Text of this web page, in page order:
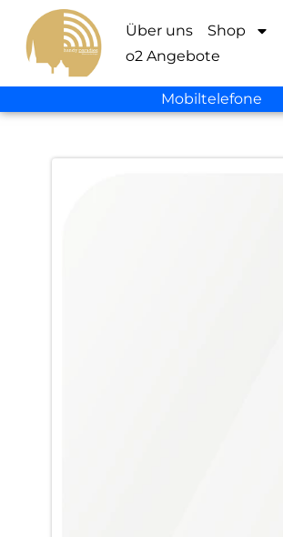
Über uns Shop
o2 Angebote
Mobiltelefone